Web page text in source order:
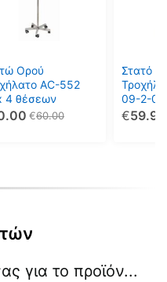
Ορού
AC-552
4 θέσεων
60.00
€
Στατό
09-2-
59.99
€
για το προϊόν...